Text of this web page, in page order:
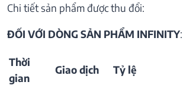
Chi tiết sản phẩm được thu đổi:
ĐỐI VỚI DÒNG SẢN PHẨM INFINITY:
Thời
gian
Giao dịch Tỷ lệ